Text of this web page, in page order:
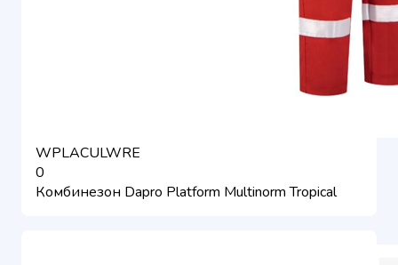
WPLACULWRE
0
Комбинезон Dapro Platform Multinorm Tropical